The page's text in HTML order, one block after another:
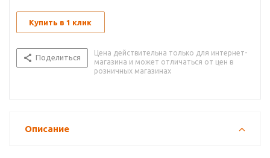
Купить в 1 клик
Поделиться
Цена действительна только для интернет-
магазина и может отличаться от цен в
розничных магазинах
Описание